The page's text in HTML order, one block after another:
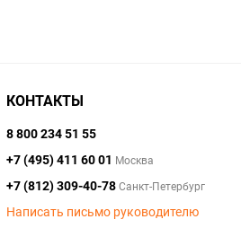
КОНТАКТЫ
8 800 234 51 55
+7 (495) 411 60 01 Москва
+7 (812) 309-40-78Санкт-Петербург
Написать письмо руководителю